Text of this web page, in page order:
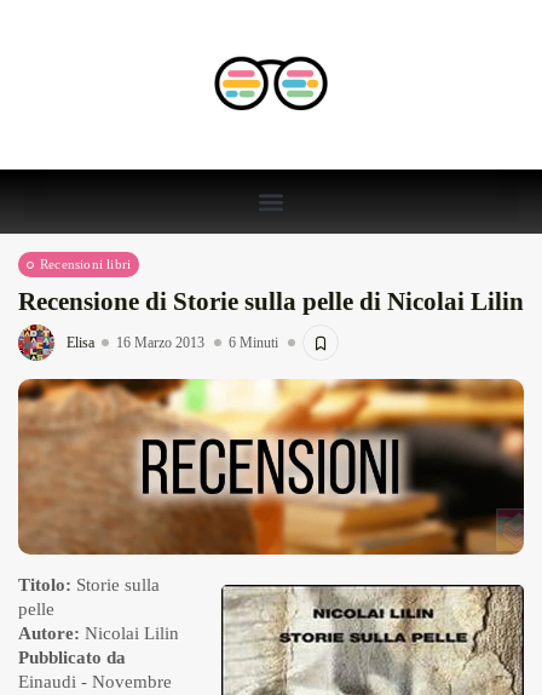
Recensioni libri
Recensione di Storie sulla pelle di Nicolai Lilin
Elisa 16 Marzo 2013 6 Minuti
Titolo: Storie sulla
pelle
Autore: Nicolai Lilin
Pubblicato da
Einaudi - Novembre